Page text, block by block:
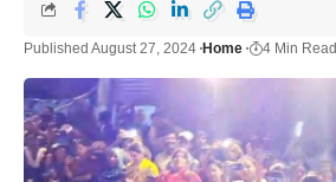
Published August 27, 2024 Home 4 Min Read